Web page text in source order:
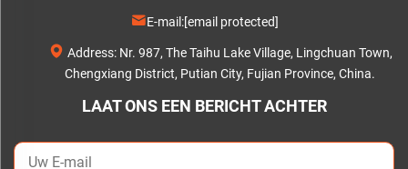
E-mail:[email protected]
Address: Nr. 987, The Taihu Lake Village, Lingchuan Town,
Chengxiang District, Putian City, Fujian Province, China.
LAAT ONS EEN BERICHT ACHTER